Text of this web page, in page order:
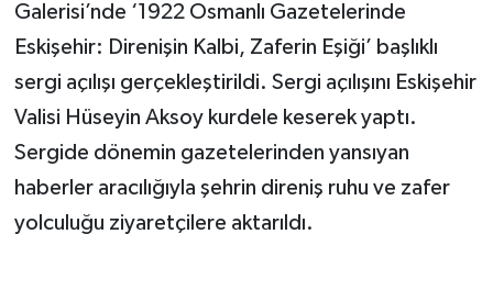
Galerisi’nde ‘1922 Osmanlı Gazetelerinde
Eskişehir: Direnişin Kalbi, Zaferin Eşiği’ başlıklı
sergi açılışı gerçekleştirildi. Sergi açılışını Eskişehir
Valisi Hüseyin Aksoy kurdele keserek yaptı.
Sergide dönemin gazetelerinden yansıyan
haberler aracılığıyla şehrin direniş ruhu ve zafer
yolculuğu ziyaretçilere aktarıldı.